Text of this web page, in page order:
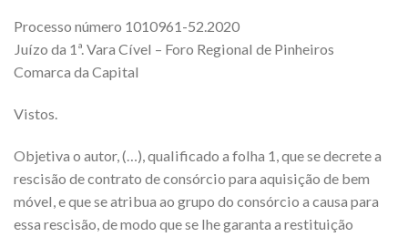
Processo número 1010961-52.2020
Juízo da 1ª. Vara Cível – Foro Regional de Pinheiros
Comarca da Capital
Vistos.
Objetiva o autor, (…), qualificado a folha 1, que se decrete a
rescisão de contrato de consórcio para aquisição de bem
móvel, e que se atribua ao grupo do consórcio a causa para
essa rescisão, de modo que se lhe garanta a restituição